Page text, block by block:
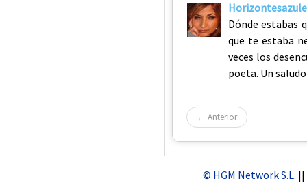
Dónde estabas
que te estaba
veces los
poeta. Un
← Anterior
© HGM Network S.L. ||